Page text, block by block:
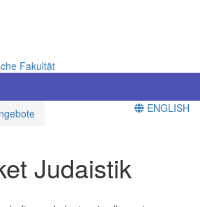
Fakultät
ENGLISH
Judaistik